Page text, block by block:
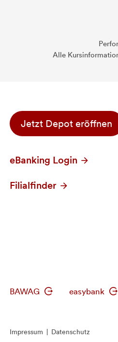
Alle
Jetzt Depot eröffnen
eBanking Login
Filialfinder
BAWAG easybank
Impressum Datenschutz